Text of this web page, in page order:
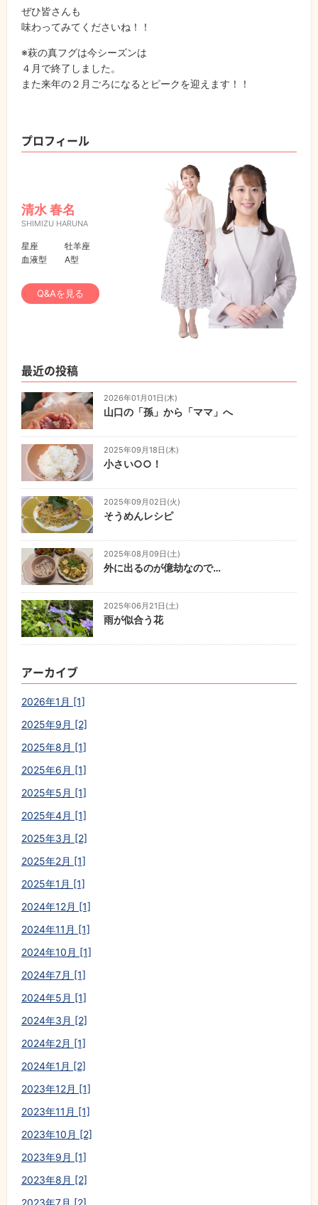
ぜひ皆さんも
味わってみてくださいね！！
※萩の真フグは今シーズンは
４月で終了しました。
また来年の２月ごろになるとピークを迎えます！！
プロフィール
清水 春名
SHIMIZU HARUNA
星座
牡羊座
血液型
A型
Q&Aを見る
最近の投稿
2026年01月01日(木)
山口の「孫」から「ママ」へ
2025年09月18日(木)
小さい○○！
2025年09月02日(火)
そうめんレシピ
2025年08月09日(土)
外に出るのが億劫なので…
2025年06月21日(土)
雨が似合う花
アーカイブ
2026年1月 [1]
2025年9月 [2]
2025年8月 [1]
2025年6月 [1]
2025年5月 [1]
2025年4月 [1]
2025年3月 [2]
2025年2月 [1]
2025年1月 [1]
2024年12月 [1]
2024年11月 [1]
2024年10月 [1]
2024年7月 [1]
2024年5月 [1]
2024年3月 [2]
2024年2月 [1]
2024年1月 [2]
2023年12月 [1]
2023年11月 [1]
2023年10月 [2]
2023年9月 [1]
2023年8月 [2]
2023年7月 [2]